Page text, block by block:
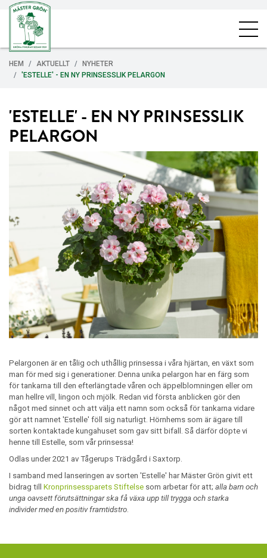
HEM AKTUELLT
NYHETER
'ESTELLE' - EN NY PRINSESSLIK PELARGON
'ESTELLE' - EN NY PRINSESSLIK
PELARGON
Pelargonen är en tålig och uthållig prinsessa i våra hjärtan, en växt som
man för med sig i generationer. Denna unika pelargon har en färg som
för tankarna till den efterlängtade våren och äppelblomningen eller om
man hellre vill, lingon och mjölk. Redan vid första anblicken gör den
något med sinnet och att välja ett namn som också för tankarna vidare
gör att namnet 'Estelle' föll sig naturligt. Hörnhems som är ägare till
sorten kontaktade kungahuset som gav sitt bifall. Så därför döpte vi
henne till Estelle, som vår prinsessa!
Odlas under 2021 av Tågerups Trädgård i Saxtorp.
I samband med lanseringen av sorten 'Estelle' har Mäster Grön givit ett
bidrag till Kronprinsessparets Stiftelse som arbetar för att; alla barn och
unga oavsett förutsättningar ska få växa upp till trygga och starka
individer med en positiv framtidstro